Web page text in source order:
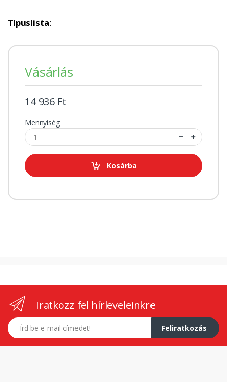
Típuslista:
Vásárlás
14 936 Ft
Mennyiség
Kosárba
Iratkozz fel hírleveleinkre
E-mail címed
Feliratkozás